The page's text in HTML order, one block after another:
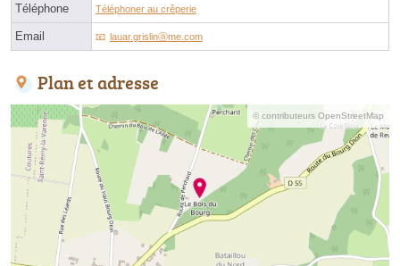
Téléphone Téléphoner au crêperie
Email lauar.grislinⓐme.com
Plan et adresse
© contributeurs OpenStreetMap